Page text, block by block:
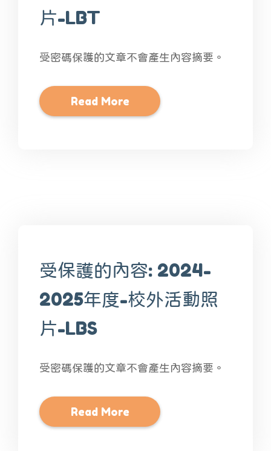
片-LBT
受密碼保護的文章不會產生內容摘要。
Read More
受保護的內容: 2024-
2025年度-校外活動照
片-LBS
受密碼保護的文章不會產生內容摘要。
Read More